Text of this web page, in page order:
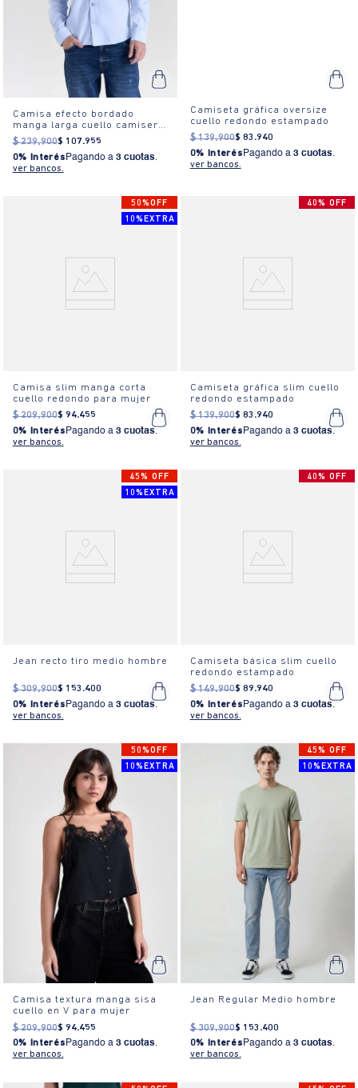
Camisa efecto bordado
manga larga cuello camisero
para hombre
$ 239.900$ 107.955
0% Interés Pagando a 3 cuotas.
ver bancos.
Camiseta gráfica oversize
cuello redondo estampado
$ 139.900$ 83 .940
0% Interés Pagando a 3 cuotas.
ver bancos.
50%OFF
10%EXTRA
Camisa slim manga corta
cuello redondo para mujer
$ 209.900$ 94.455
0% Interés Pagando a 3 cuotas.
ver bancos.
40% OFF
Camiseta gráfica slim cuello
redondo estampado
$ 139.900$ 83 .940
0% Interés Pagando a 3 cuotas.
ver bancos.
45% OFF
10%EXTRA
Jean recto tiro medio hombre
$ 309.900$ 153 .400
0% Interés Pagando a 3 cuotas.
ver bancos.
40% OFF
Camiseta básica slim cuello
redondo estampado
$ 149.900$ 89.940
0% Interés Pagando a 3 cuotas.
ver bancos.
50%OFF
10%EXTRA
Camisa textura manga sisa
cuello en V para mujer
$ 209.900$ 94.455
0% InterésPagando a 3 cuotas.
ver bancos.
45% OFF
10%EXTRA
Jean Regular Medio hombre
$ 309.900$ 153 .400
0% InterésPagando a 3 cuotas.
ver bancos.